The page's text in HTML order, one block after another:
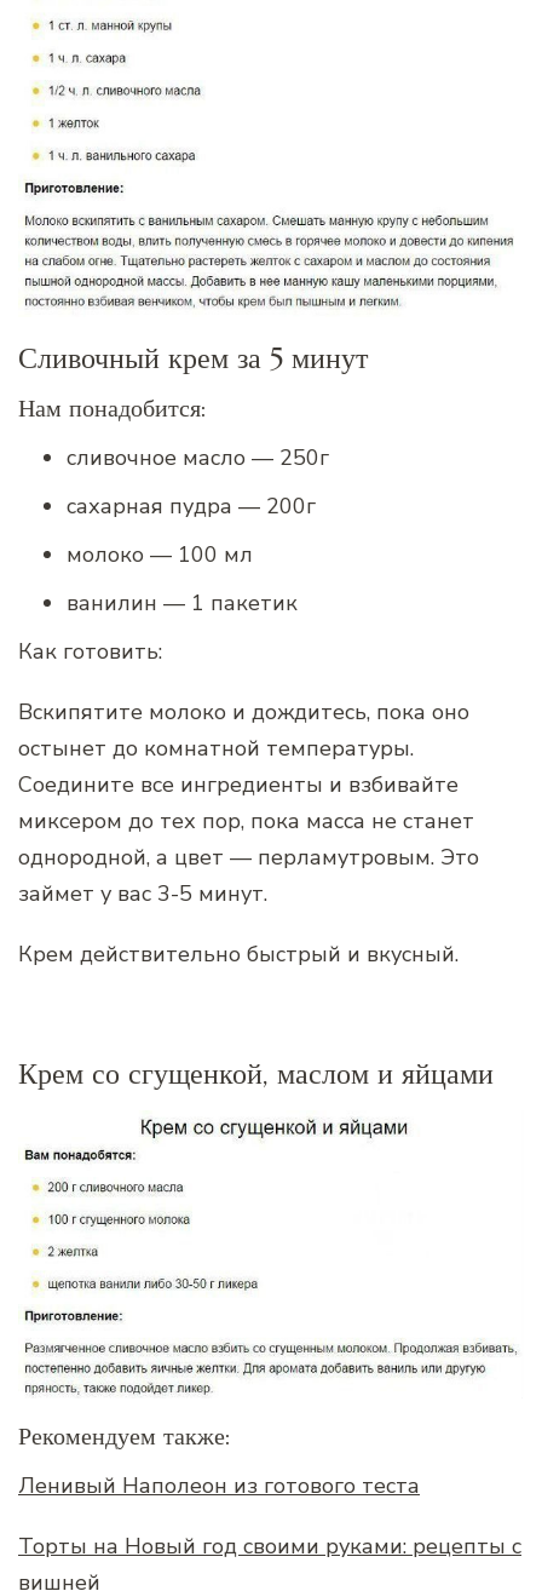
Сливочный крем за 5 минут
Нам понадобится:
сливочное масло — 250г
сахарная пудра — 200г
молоко — 100 мл
ванилин — 1 пакетик
Как готовить:
Вскипятите молоко и дождитесь, пока оно
остынет до комнатной температуры.
Соедините все ингредиенты и взбивайте
миксером до тех пор, пока масса не станет
однородной, а цвет — перламутровым. Это
займет у вас 3-5 минут.
Крем действительно быстрый и вкусный.
Крем со сгущенкой, маслом и яйцами
Рекомендуем также:
Ленивый Наполеон из готового теста
Торты на Новый год своими руками: рецепты с
вишней